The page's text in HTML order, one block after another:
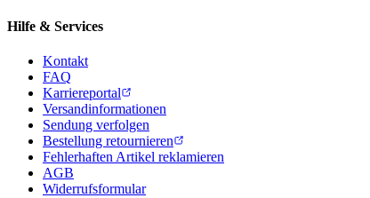
Hilfe & Services
Kontakt
FAQ
Karriereportal
Versandinformationen
Sendung verfolgen
Bestellung retournieren
Fehlerhaften Artikel reklamieren
AGB
Widerrufsformular